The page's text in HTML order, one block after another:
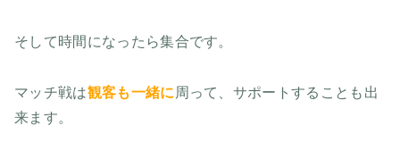
そして時間になったら集合です。
マッチ戦は観客も一緒に 周って、サポートすることも出
来ます。